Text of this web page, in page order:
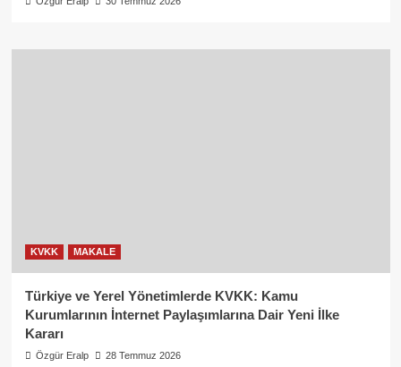
KVKK MAKALE
Türkiye ve Yerel Yönetimlerde KVKK: Kamu
Kurumlarının İnternet Paylaşımlarına Dair Yeni İlke
Kararı
Özgür Eralp 28 Temmuz 2026